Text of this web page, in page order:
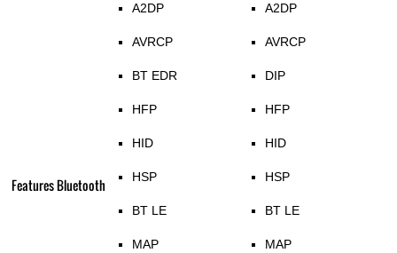
Features Bluetooth
A2DP
AVRCP
BT EDR
HFP
HID
HSP
BT LE
MAP
A2DP
AVRCP
DIP
HFP
HID
HSP
BT LE
MAP